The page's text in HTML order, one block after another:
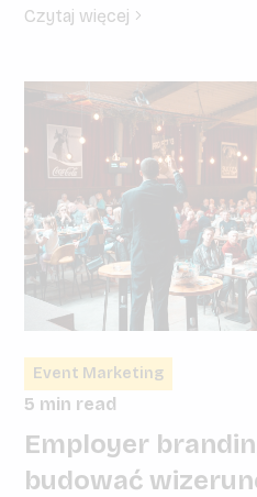
Czytaj więcej
Event Marketing
5 min read
Employer
budować